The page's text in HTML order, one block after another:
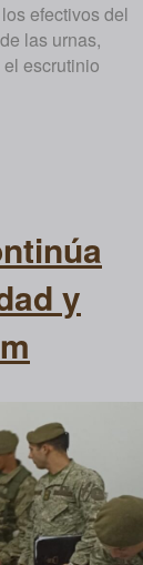
efectivos del
las urnas,
escrutinio
y